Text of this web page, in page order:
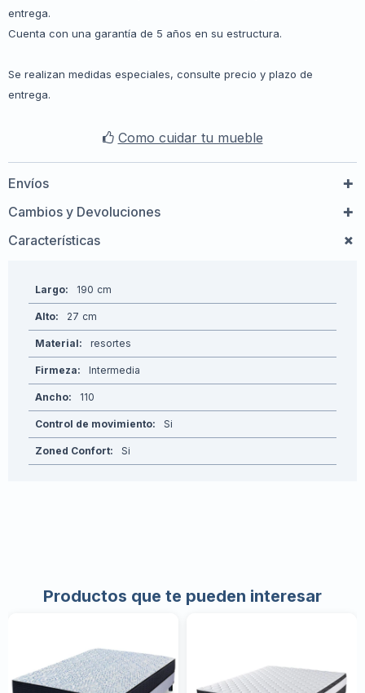
entrega.
Cuenta con una garantía de 5 años en su estructura.
Se realizan medidas especiales, consulte precio y plazo de
entrega.
Como cuidar tu mueble
Envíos
Cambios y Devoluciones
Características
Largo 190
Alto 27
Material resortes
Firmeza Intermedia
Ancho 110
Control de movimiento Si
Zoned Confort Si
Productos que te pueden interesar